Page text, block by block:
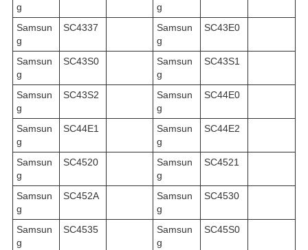
g
g
Samsun
g
SC4337
Samsun
g
SC43E0
Samsun
g
SC43S0
Samsun
g
SC43S1
Samsun
g
SC43S2
Samsun
g
SC44E0
Samsun
g
SC44E1
Samsun
g
SC44E2
Samsun
g
SC4520
Samsun
g
SC4521
Samsun
g
SC452A
Samsun
g
SC4530
Samsun
g
SC4535
Samsun
g
SC45S0